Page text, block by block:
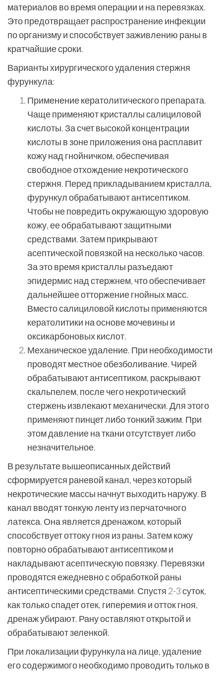
материалов во время операции и на перевязках.
Это предотвращает распространение инфекции
по организму и способствует заживлению раны в
кратчайшие сроки.
Варианты хирургического удаления стержня
фурункула:
Применение кератолитического препарата.
Чаще применяют кристаллы салициловой
кислоты. За счет высокой концентрации
кислоты в зоне приложения она расплавит
кожу над гнойничком, обеспечивая
свободное отхождение некротического
стержня. Перед прикладыванием кристалла,
фурункул обрабатывают антисептиком.
Чтобы не повредить окружающую здоровую
кожу, ее обрабатывают защитными
средствами. Затем прикрывают
асептической повязкой на несколько часов.
За это время кристаллы разъедают
эпидермис над стержнем, что обеспечивает
дальнейшее отторжение гнойных масс.
Вместо салициловой кислоты применяются
кератолитики на основе мочевины и
оксикарбоновых кислот.
Механическое удаление. При необходимости
проводят местное обезболивание. Чирей
обрабатывают антисептиком, раскрывают
скальпелем, после чего некротический
стержень извлекают механически. Для этого
применяют пинцет либо тонкий зажим. При
этом давление на ткани отсутствует либо
незначительное.
В результате вышеописанных действий
сформируется раневой канал, через который
некротические массы начнут выходить наружу. В
канал вводят тонкую ленту из перчаточного
латекса. Она является дренажом, который
способствует оттоку гноя из раны. Затем кожу
повторно обрабатывают антисептиком и
накладывают асептическую повязку. Перевязки
проводятся ежедневно с обработкой раны
антисептическими средствами. Спустя 2-3 суток,
как только спадет отек, гиперемия и отток гноя,
дренаж убирают. Рану оставляют открытой и
обрабатывают зеленкой.
При локализации фурункула на лице, удаление
его содержимого необходимо проводить только в